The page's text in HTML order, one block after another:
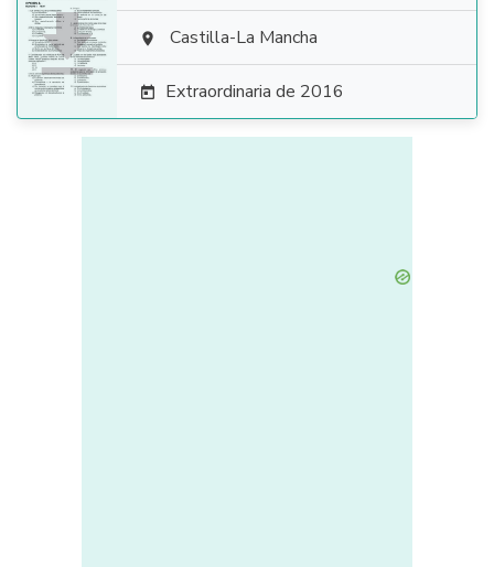
  Castilla-La Mancha
 Extraordinaria de 2016